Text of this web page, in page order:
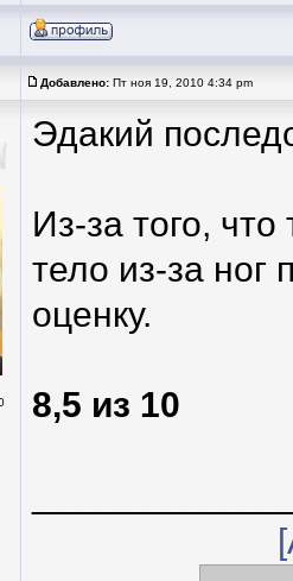
Добавлено: Пт ноя 19, 2010 4:34 pm
Эдакий
Из-за того,
тело из-за
оценку.
8,5 из 10